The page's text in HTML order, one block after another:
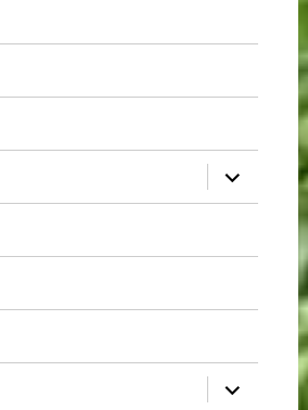
Untermenü
öffnen
Untermenü
öffnen